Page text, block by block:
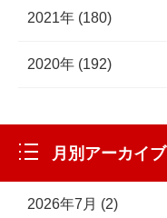
2021年 (180)
2020年 (192)
月別アーカイブ
2026年7月 (2)